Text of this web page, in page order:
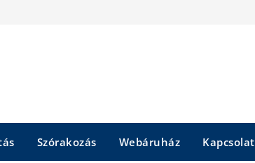
Szórakozás Webáruház Kapcsolat